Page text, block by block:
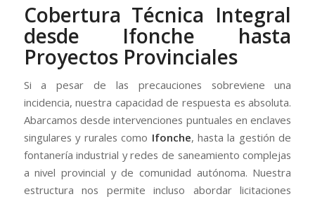
Cobertura Técnica Integral
desde Ifonche hasta
Proyectos Provinciales
Si a pesar de las precauciones sobreviene una
incidencia, nuestra capacidad de respuesta es absoluta.
Abarcamos desde intervenciones puntuales en enclaves
singulares y rurales como Ifonche, hasta la gestión de
fontanería industrial y redes de saneamiento complejas
a nivel provincial y de comunidad autónoma. Nuestra
estructura nos permite incluso abordar licitaciones